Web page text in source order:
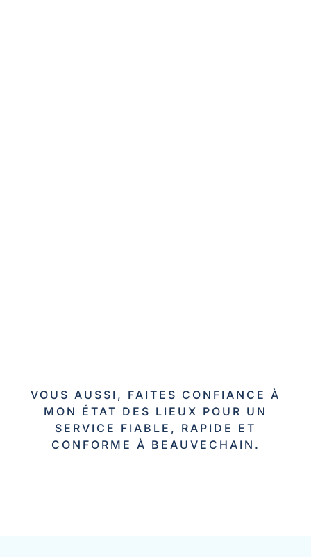
VOUS AUSSI, FAITES CONFIANCE À
MON ÉTAT DES LIEUX POUR UN
SERVICE FIABLE, RAPIDE ET
CONFORME À BEAUVECHAIN.